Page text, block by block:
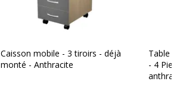
Caisson mobile - 3 tiroirs - déjà
monté - Anthracite
Table
- 4 Pieds